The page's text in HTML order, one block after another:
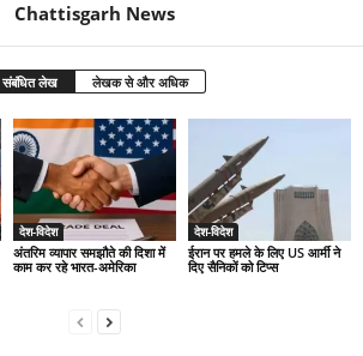
Chattisgarh News
संबंधित लेख लेखक से और अधिक
देश-विदेश
अंतरिम व्यापार समझौते की दिशा में
काम कर रहे भारत-अमेरिका
देश-विदेश
ईरान पर हमले के लिए US आर्मी ने
दिए सैनिकों को टिप्स